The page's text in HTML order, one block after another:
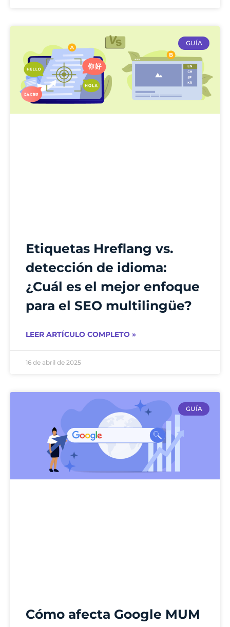
GUÍA
Etiquetas Hreflang vs.
detección de idioma:
¿Cuál es el mejor enfoque
para el SEO multilingüe?
LEER ARTÍCULO COMPLETO »
16 de abril de 2025
GUÍA
Cómo afecta Google MUM